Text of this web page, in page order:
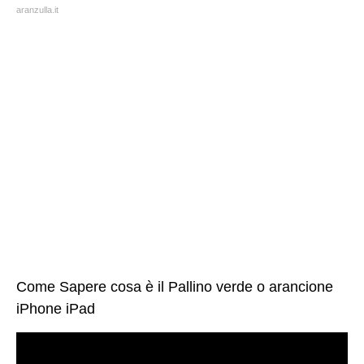
aranzulla.it
Come Sapere cosa è il Pallino verde o arancione
iPhone iPad